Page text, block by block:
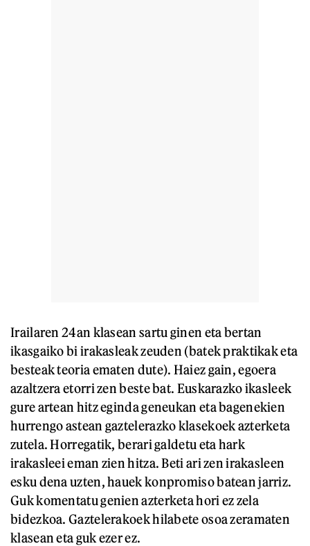
Irailaren 24an klasean sartu ginen eta bertan
ikasgaiko bi irakasleak zeuden (batek praktikak eta
besteak teoria ematen dute). Haiez gain, egoera
azaltzera etorri zen beste bat. Euskarazko ikasleek
gure artean hitz eginda geneukan eta bagenekien
hurrengo astean gaztelerazko klasekoek azterketa
zutela. Horregatik, berari galdetu eta hark
irakasleei eman zien hitza. Beti ari zen irakasleen
esku dena uzten, hauek konpromiso batean jarriz.
Guk komentatu genien azterketa hori ez zela
bidezkoa. Gaztelerakoek hilabete osoa zeramaten
klasean eta guk ezer ez.